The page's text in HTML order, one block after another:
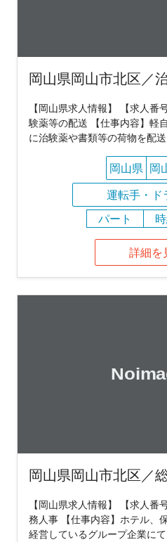
岡山県岡山市北区／
【岡山県求人情報】 【求人
験薬等の配送 【仕事内容】軽
に治験薬や書類等の荷物を配
岡山県 岡
運転手・ド
パート
詳細を
岡山県岡山市北区／
【岡山県求人情報】 【求人
務人事 【仕事内容】ホテル、
経営しているグループ企業に